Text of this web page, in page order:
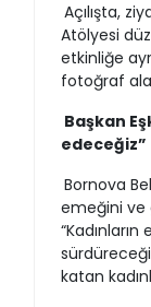
Açılışta,
Atölyesi
etkinliğe
fotoğraf
Başkan
edeceğiz”
Bornova
emeğini ve
katan